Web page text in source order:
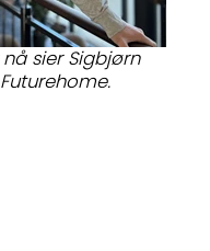
sier Sigbjørn